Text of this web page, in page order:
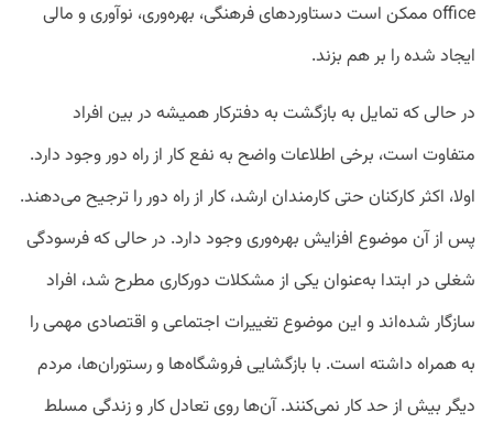
office ممکن است دستاوردهای فرهنگی، بهره‌وری، نوآوری و مالی
ایجاد شده را بر هم بزند.
در حالی که تمایل به بازگشت به دفترکار همیشه در بین افراد
متفاوت است، برخی اطلاعات واضح به نفع کار از راه دور وجود دارد.
اولا، اکثر کارکنان حتی کارمندان ارشد، کار از راه دور را ترجیح می‌دهند.
پس از آن موضوع افزایش بهره‌وری وجود دارد. در حالی که فرسودگی
شغلی در ابتدا به‌عنوان یکی از مشکلات دورکاری مطرح شد، افراد
سازگار شده‌اند و این موضوع تغییرات اجتماعی و اقتصادی مهمی را
به همراه داشته است. با بازگشایی فروشگاه‌ها و رستوران‌ها، مردم
دیگر بیش از حد کار نمی‌کنند. آن‌ها روی تعادل کار و زندگی مسلط